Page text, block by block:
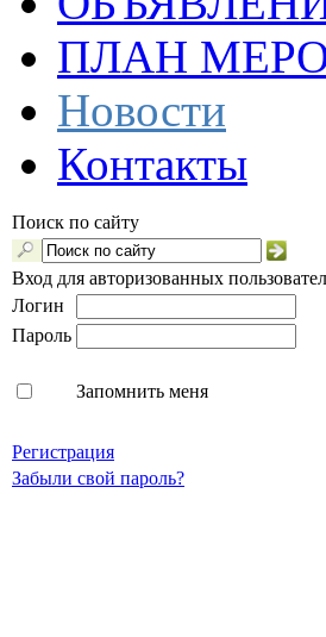
ПЛАН
Новости
Контакты
Поиск по сайту
Вход для авторизованных
Логин
Пароль
Запомнить меня
Регистрация
Забыли свой пароль?